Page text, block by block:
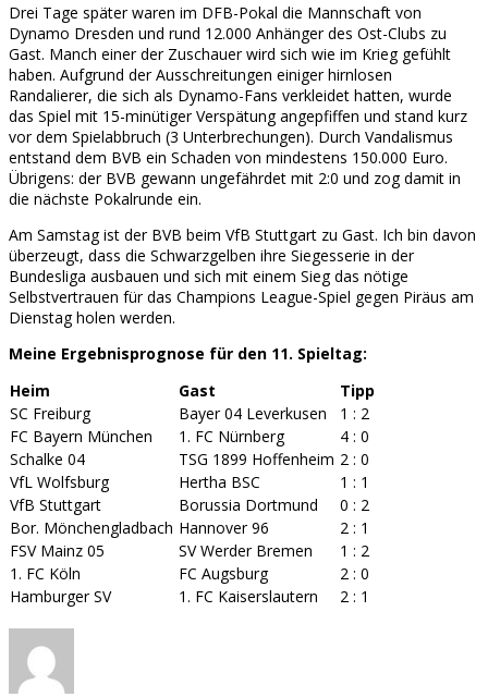
Drei Tage später waren im DFB-Pokal die Mannschaft von
Dynamo Dresden und rund 12.000 Anhänger des Ost-Clubs zu
Gast. Manch einer der Zuschauer wird sich wie im Krieg gefühlt
haben. Aufgrund der Ausschreitungen einiger hirnlosen
Randalierer, die sich als Dynamo-Fans verkleidet hatten, wurde
das Spiel mit 15-minütiger Verspätung angepfiffen und stand kurz
vor dem Spielabbruch (3 Unterbrechungen). Durch Vandalismus
entstand dem BVB ein Schaden von mindestens 150.000 Euro.
Übrigens: der BVB gewann ungefährdet mit 2:0 und zog damit in
die nächste Pokalrunde ein.
Am Samstag ist der BVB beim VfB Stuttgart zu Gast. Ich bin davon
überzeugt, dass die Schwarzgelben ihre Siegesserie in der
Bundesliga ausbauen und sich mit einem Sieg das nötige
Selbstvertrauen für das Champions League-Spiel gegen Piräus am
Dienstag holen werden.
Meine Ergebnisprognose für den 11. Spieltag:
Heim
Gast
Tipp
SC Freiburg
Bayer 04 Leverkusen
1 : 2
FC Bayern München
1. FC Nürnberg
4 : 0
Schalke 04
TSG 1899 Hoffenheim 2 : 0
VfL Wolfsburg
Hertha BSC
1 : 1
VfB Stuttgart
Borussia Dortmund
0 : 2
Bor. Mönchengladbach Hannover 96
2 : 1
FSV Mainz 05
SV Werder Bremen
1 : 2
1. FC Köln
FC Augsburg
2 : 0
Hamburger SV
1. FC Kaiserslautern 2 : 1